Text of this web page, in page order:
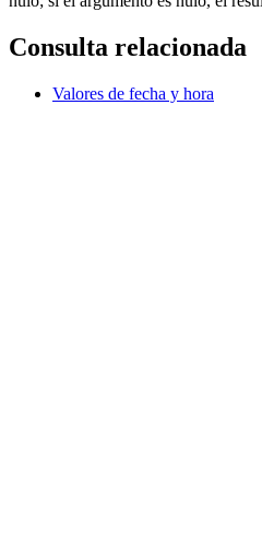
Consulta relacionada
Valores de fecha y hora